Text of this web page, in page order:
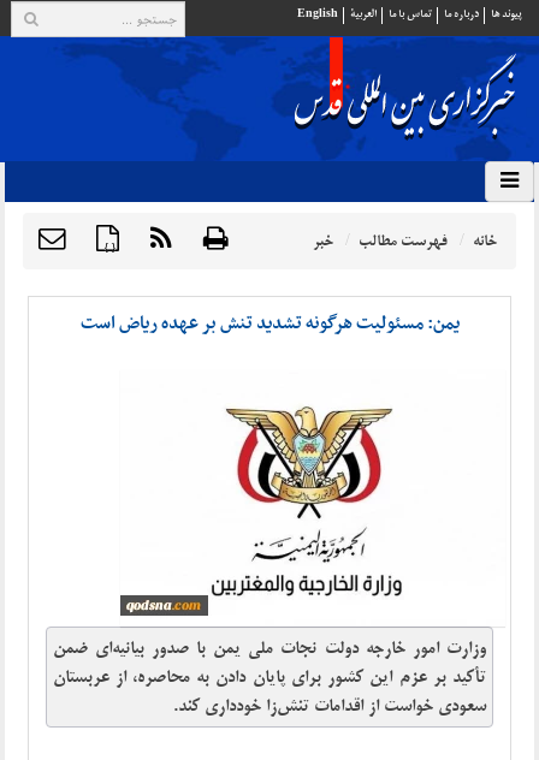
پيوند ها درباره ما تماس با ما العربية English
{ } خانه فهرست مطالب خبر
یمن: مسئولیت هرگونه تشدید تنش بر عهده ریاض است
وزارت امور خارجه دولت نجات ملی یمن با صدور بیانیه‌ای ضمن
تأکید بر عزم این کشور برای پایان دادن به محاصره، از عربستان
سعودی خواست از اقدامات تنش‌زا خودداری کند.